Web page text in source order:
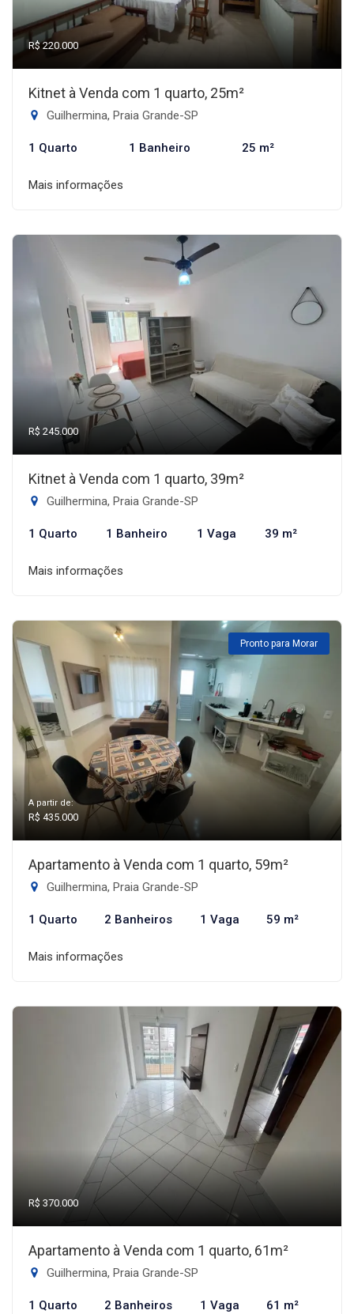
R$ 220.000
Kitnet à Venda com 1 quarto, 25m²
Guilhermina, Praia Grande-SP
1 Quarto 1 Banheiro 25 m²
Mais informações
R$ 245.000
Kitnet à Venda com 1 quarto, 39m²
Guilhermina, Praia Grande-SP
1 Quarto 1 Banheiro 1 Vaga 39 m²
Mais informações
Pronto para Morar
A partir de:
R$ 435.000
Apartamento à Venda com 1 quarto, 59m²
Guilhermina, Praia Grande-SP
1 Quarto 2 Banheiros 1 Vaga 59 m²
Mais informações
R$ 370.000
Apartamento à Venda com 1 quarto, 61m²
Guilhermina, Praia Grande-SP
1 Quarto 2 Banheiros 1 Vaga 61 m²